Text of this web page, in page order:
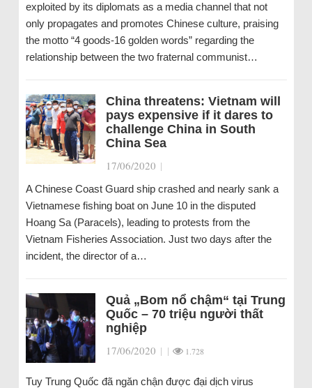
exploited by its diplomats as a media channel that not
only propagates and promotes Chinese culture, praising
the motto “4 goods-16 golden words” regarding the
relationship between the two fraternal communist…
China threatens: Vietnam will
pays expensive if it dares to
challenge China in South
China Sea
17/06/2020 |
A Chinese Coast Guard ship crashed and nearly sank a
Vietnamese fishing boat on June 10 in the disputed
Hoang Sa (Paracels), leading to protests from the
Vietnam Fisheries Association. Just two days after the
incident, the director of a…
Quả „Bom nổ chậm“ tại Trung
Quốc – 70 triệu người thất
nghiệp
17/06/2020 | | 1.728
Tuy Trung Quốc đã ngăn chận được đại dịch virus